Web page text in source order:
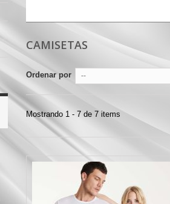
CAMISETAS
Ordenar por --
Mostrando 1 - 7 de 7 items